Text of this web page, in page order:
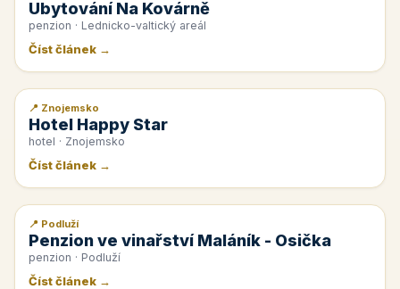
Ubytování Na Kovárně
penzion · Lednicko-valtický areál
Číst článek →
📰 PR článek
📍 Znojemsko
Hotel Happy Star
hotel · Znojemsko
Číst článek →
📰 PR článek
📍 Podluží
Penzion ve vinařství Maláník - Osička
penzion · Podluží
Číst článek →